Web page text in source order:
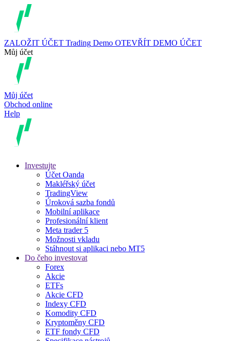
ZALOŽIT ÚČET Trading Demo OTEVŘÍT DEMO ÚČET
Můj účet
Můj účet
Obchod online
Help
Investujte
Účet Oanda
Makléřský účet
TradingView
Úroková sazba fondů
Mobilní aplikace
Profesionální klient
Meta trader 5
Možnosti vkladu
Stáhnout si aplikaci nebo MT5
Do čeho investovat
Forex
Akcie
ETFs
Akcie CFD
Indexy CFD
Komodity CFD
Kryptoměny CFD
ETF fondy CFD